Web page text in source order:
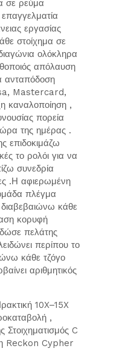
σε ρεύμα
εργασίας
στοίχημα σε
ολόκληρα
απόλαυση
ανταπόδοση
Mastercard,
καναλοποίηση ,
πορεία
ώρα της ημέρας .
επιδοκιμάζω
το ρολόι για να
συνεδρία
.Η αφιερωμένη
πλέγμα
κάθε
κορυφή
πελάτης
περίπου το
κάθε τζόγο
αριθμητικός
10X–15X
,
Στοιχηματισμός C
Reckon Cypher